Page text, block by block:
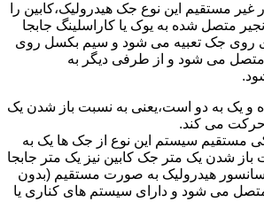
مستقیم این نوع جک هیدرولیک،کابین را
متصل شده به یوک یا کاراسلینگ جابجا
روی جک تعبیه می شود و سیم بکسل روی
می شود و از طرفی دیگر به
و یک به دو است،یعنی به نسبت باز شدن یک
حرکت می کند.
مستقیم سیستم این نوع از جک ها یک به
شدن یک متر جک کابین نیز یک متر جابجا
هیدرولیک به صورت مستقیم (بدون
می شود و دارای سیستم های کناری یا